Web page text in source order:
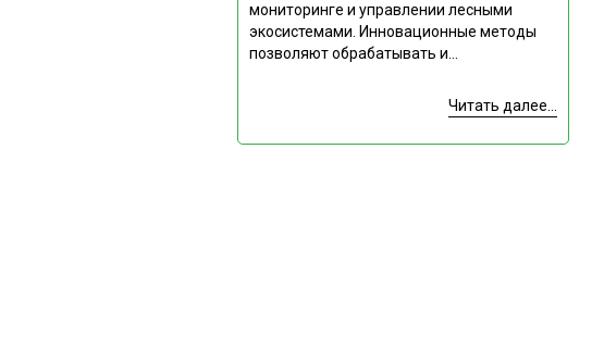
мониторинге и управлении лесными
экосистемами. Инновационные методы
позволяют обрабатывать и...
Читать далее...